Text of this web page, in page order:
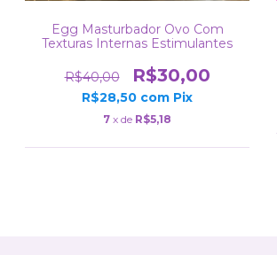
Egg Masturbador Ovo Com
Texturas Internas Estimulantes
R$40,00 R$30,00
R$28,50 com Pix
7 x de R$5,18